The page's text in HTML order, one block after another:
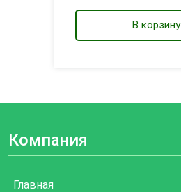
В корзину
Компания
Главная